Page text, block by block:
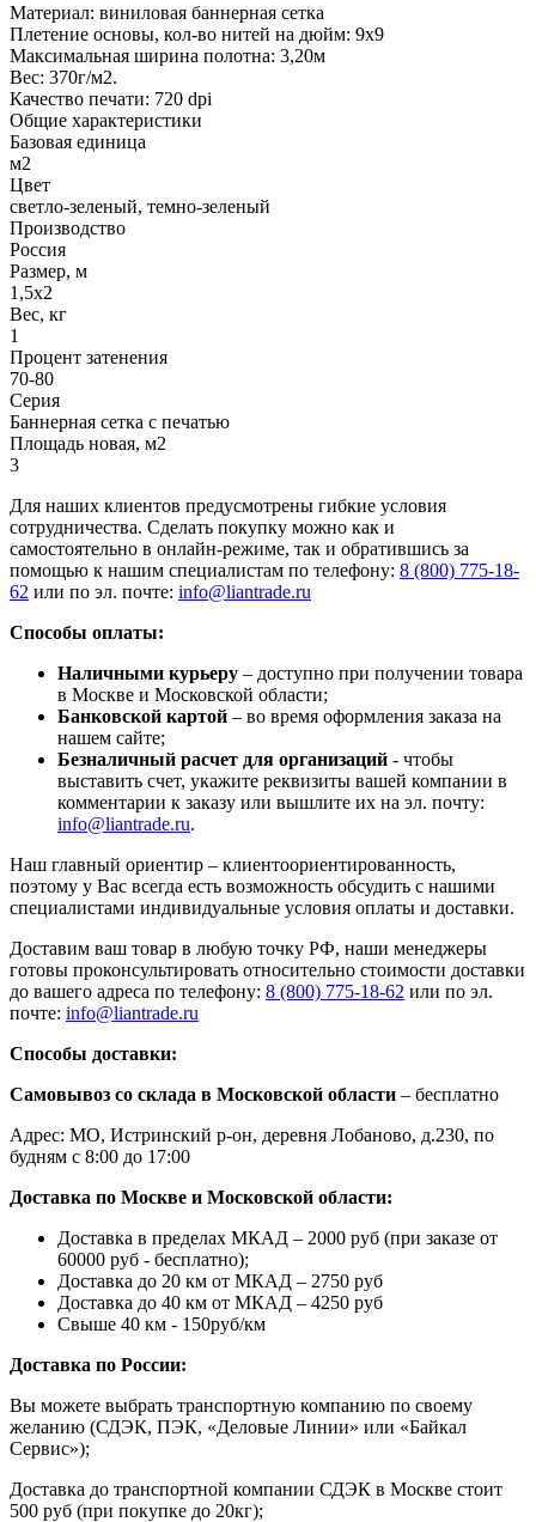
Материал: виниловая баннерная сетка
Плетение основы, кол-во нитей на дюйм: 9х9
Максимальная ширина полотна: 3,20м
Вес: 370г/м2.
Качество печати: 720 dpi
Общие характеристики
Базовая единица
м2
Цвет
светло-зеленый, темно-зеленый
Производство
Россия
Размер, м
1,5х2
Вес, кг
1
Процент затенения
70-80
Серия
Баннерная сетка с печатью
Площадь новая, м2
3
Для наших клиентов предусмотрены гибкие условия
сотрудничества. Сделать покупку можно как и
самостоятельно в онлайн-режиме, так и обратившись за
помощью к нашим специалистам по телефону: 8 (800) 775-18-
62 или по эл. почте: info@liantrade.ru
Способы оплаты:
Наличными курьеру – доступно при получении товара
в Москве и Московской области;
Банковской картой – во время оформления заказа на
нашем сайте;
Безналичный расчет для организаций - чтобы
выставить счет, укажите реквизиты вашей компании в
комментарии к заказу или вышлите их на эл. почту:
info@liantrade.ru.
Наш главный ориентир – клиентоориентированность,
поэтому у Вас всегда есть возможность обсудить с нашими
специалистами индивидуальные условия оплаты и доставки.
Доставим ваш товар в любую точку РФ, наши менеджеры
готовы проконсультировать относительно стоимости доставки
до вашего адреса по телефону: 8 (800) 775-18-62 или по эл.
почте: info@liantrade.ru
Способы доставки:
Самовывоз со склада в Московской области – бесплатно
Адрес: МО, Истринский р-он, деревня Лобаново, д.230, по
будням с 8:00 до 17:00
Доставка по Москве и Московской области:
Доставка в пределах МКАД – 2000 руб (при заказе от
60000 руб - бесплатно);
Доставка до 20 км от МКАД – 2750 руб
Доставка до 40 км от МКАД – 4250 руб
Свыше 40 км - 150руб/км
Доставка по России:
Вы можете выбрать транспортную компанию по своему
желанию (СДЭК, ПЭК, «Деловые Линии» или «Байкал
Сервис»);
Доставка до транспортной компании СДЭК в Москве стоит
500 руб (при покупке до 20кг);